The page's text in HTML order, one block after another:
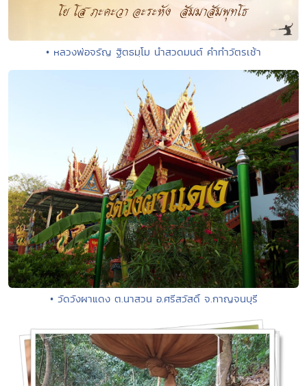
• หลวงพ่อจรัญ ฐิตธมฺโม นำสวดมนต์ คำทำวัตรเช้า
• วัดวังผาแดง ต.นาสวน อ.ศรีสวัสดิ์ จ.กาญจนบุรี